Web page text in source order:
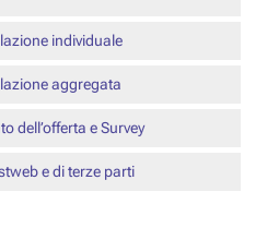
individuale
aggregata
dell’offerta e Survey
e di terze parti